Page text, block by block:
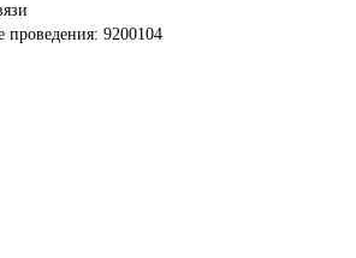
проведения: 9200104